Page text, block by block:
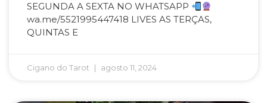
SEGUNDA A SEXTA NO WHATSAPP
wa.me/5521995447418 LIVES AS TERÇAS,
QUINTAS E
Cigano do Tarot agosto 11, 2024